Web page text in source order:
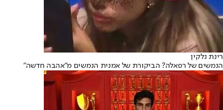
רינת נלקין
הנמשים של רפאלה? הביקורת של אמנית הנמשים מ"אהבה חדשה"